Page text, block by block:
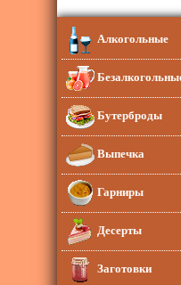
Алкогольные
Бутерброды
Выпечка
Гарниры
Десерты
Заготовки